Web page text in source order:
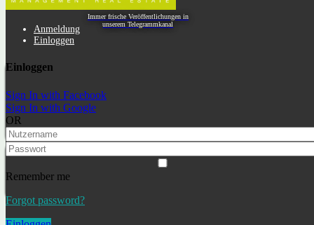
Immer frische Veröffentlichungen in
unserem Telegrammkanal
Anmeldung
Einloggen
Einloggen
Sign In with Facebook
Sign In with Google
OR
Remember me
Forgot password?
Kategorie:Immobilienkauf in
Spanien
Blog Immobilienkauf in Spanien
und Einwanderung
Residence permit in Spain and immigration
Immobilienkauf in Spanien
Immobilienkauf in Lloret de Mar, Costa Brava
Busca en nuestro Blog